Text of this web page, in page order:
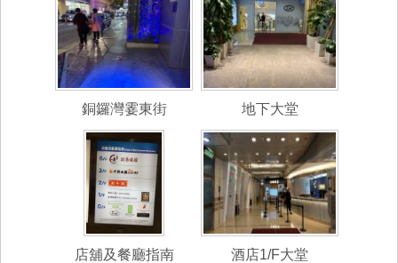
銅鑼灣霎東街 地下大堂
店舖及餐廳指南 酒店1/F大堂